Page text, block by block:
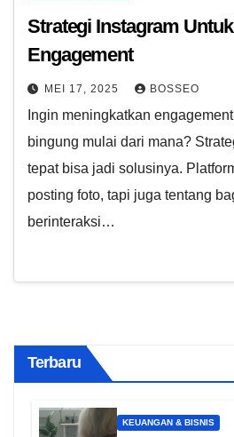
Strategi Instagram
Engagement
MEI 17, 2025 BOSSEO
Ingin meningkatkan
bingung mulai dari mana?
tepat bisa jadi solusinya.
posting foto, tapi juga tentang
berinteraksi…
Terbaru
KEUANGAN & BISNIS